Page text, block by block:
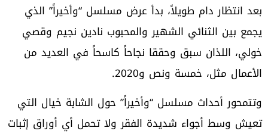
بعد انتظار دام طويلاً، بدأ عرض مسلسل “وأخيراً” الذي
يجمع بين الثنائي الشهير والمحبوب نادين نجيم وقصي
خولي، اللذان سبق وحققا نجاحاً كاسحاً في العديد من
الأعمال مثل، خمسة ونص و2020.
وتتمحور أحداث مسلسل “وأخيراً” حول الشابة خيال التي
تعيش وسط أجواء شديدة الفقر ولا تحمل أي أوراق إثبات